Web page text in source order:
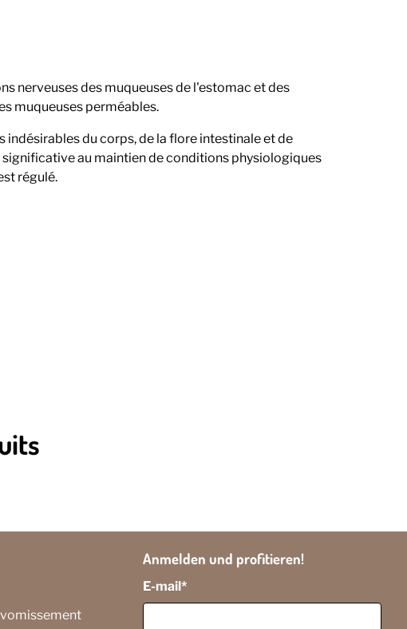
nerveuses des muqueuses de l'estomac et des
muqueuses perméables.
du corps, de la flore intestinale et de
au maintien de conditions physiologiques
régulé.
Anmelden und profitieren!
E-mail*